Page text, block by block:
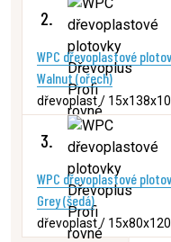
2.
WPC dřevoplastové
Walnut (ořech)
dřevoplast /
3.
WPC dřevoplastové
Grey (šedá)
dřevoplast /